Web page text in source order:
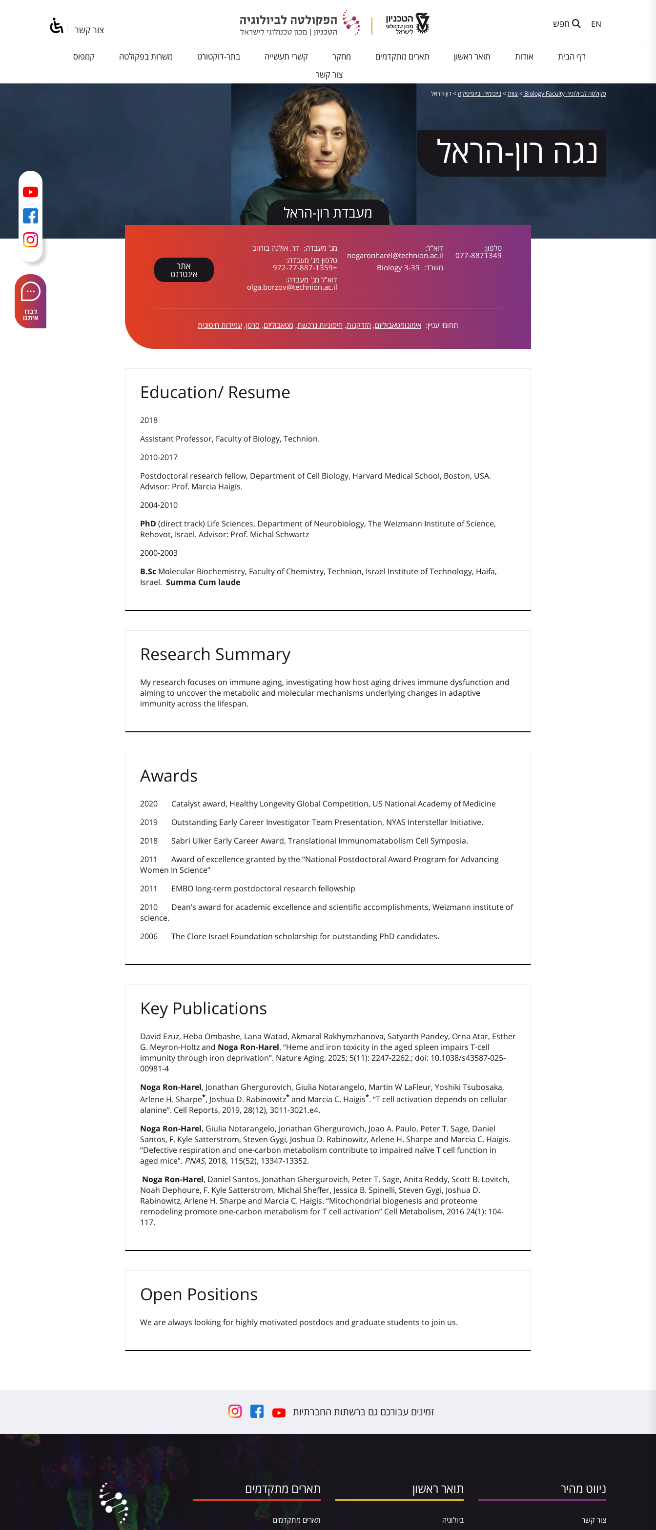
EN חפש
צור קשר
דף הבית אודות תואר ראשון תארים מתקדמים מחקר קשרי תעשייה בתר-דוקטורט משרות בפקולטה
קמפוס
צור קשר
דברו
איתנו
פקולטה לביולוגיה Biology Faculty > צוות>ביוכימיה וביופיסיקה > רון-הראל
נגה רון-הראל
מעבדת רון-הראל
טלפון:
077-8871349
דוא"ל:
nogaronharel@technion.ac.il
משרד: Biology 3-39
מנ' מעבדה: דר. אולגה בורזוב
טלפון מנ' מעבדה:
+972-77-887-1359
דוא"ל מנ' מעבדה:
olga.borzov@technion.ac.il
אתר
אינטרנט
תחומי עניין: אימונומטאבוליזם, הזדקנות, חיסוניות נרכשת, מטאבוליזם, סרטן, עמידות חיסונית
Education/ Resume
2018
Assistant Professor, Faculty of Biology, Technion.
2010-2017
Postdoctoral research fellow, Department of Cell Biology, Harvard Medical School, Boston, USA.
Advisor: Prof. Marcia Haigis.
2004-2010
PhD (direct track) Life Sciences, Department of Neurobiology, The Weizmann Institute of Science,
Rehovot, Israel. Advisor: Prof. Michal Schwartz
2000-2003
B.ScMolecular Biochemistry, Faculty of Chemistry, Technion, Israel Institute of Technology, Haifa,
Israel. Summa Cum laude
Research Summary
My research focuses on immune aging, investigating how host aging drives immune dysfunction and
aiming to uncover the metabolic and molecular mechanisms underlying changes in adaptive
immunity across the lifespan.
Awards
2020 Catalyst award, Healthy Longevity Global Competition, US National Academy of Medicine
2019 Outstanding Early Career Investigator Team Presentation, NYAS Interstellar Initiative.
2018 Sabri Ulker Early Career Award, Translational Immunomatabolism Cell Symposia.
2011 Award of excellence granted by the “National Postdoctoral Award Program for Advancing
Women In Science”
2011 EMBO long-term postdoctoral research fellowship
2010 Dean’s award for academic excellence and scientific accomplishments, Weizmann institute of
science.
2006 The Clore Israel Foundation scholarship for outstanding PhD candidates.
Key Publications
David Ezuz, Heba Ombashe, Lana Watad, Akmaral Rakhymzhanova, Satyarth Pandey, Orna Atar, Esther
G. Meyron-Holtz and Noga Ron-Harel. “Heme and iron toxicity in the aged spleen impairs T-cell
immunity through iron deprivation”. Nature Aging. 2025; 5(11): 2247-2262.; doi: 10.1038/s43587-025-
00981-4
Noga Ron-Harel, Jonathan Ghergurovich, Giulia Notarangelo, Martin W LaFleur, Yoshiki Tsubosaka,
Arlene H. Sharpe*, Joshua D. Rabinowitz*and Marcia C. Haigis*. “T cell activation depends on cellular
alanine”. Cell Reports, 2019, 28(12), 3011-3021.e4.
Noga Ron-Harel, Giulia Notarangelo, Jonathan Ghergurovich, Joao A. Paulo, Peter T. Sage, Daniel
Santos, F. Kyle Satterstrom, Steven Gygi, Joshua D. Rabinowitz, Arlene H. Sharpe and Marcia C. Haigis.
“Defective respiration and one-carbon metabolism contribute to impaired naïve T cell function in
aged mice”. PNAS, 2018, 115(52), 13347-13352.
Noga Ron-Harel, Daniel Santos, Jonathan Ghergurovich, Peter T. Sage, Anita Reddy, Scott B. Lovitch,
Noah Dephoure, F. Kyle Satterstrom, Michal Sheffer, Jessica B. Spinelli, Steven Gygi, Joshua D.
Rabinowitz, Arlene H. Sharpe and Marcia C. Haigis. “Mitochondrial biogenesis and proteome
remodeling promote one-carbon metabolism for T cell activation” Cell Metabolism, 2016 24(1): 104-
117.
Open Positions
We are always looking for highly motivated postdocs and graduate students to join us.
זמינים עבורכם גם ברשתות החברתיות
ניווט מהיר
צור קשר
תואר ראשון
ביולוגיה
תארים מתקדמים
תארים מתקדמים